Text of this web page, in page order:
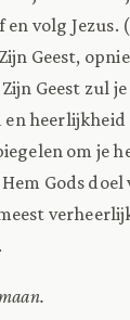
volg Jezus.
Geest,
Geest zul
om je
Gods